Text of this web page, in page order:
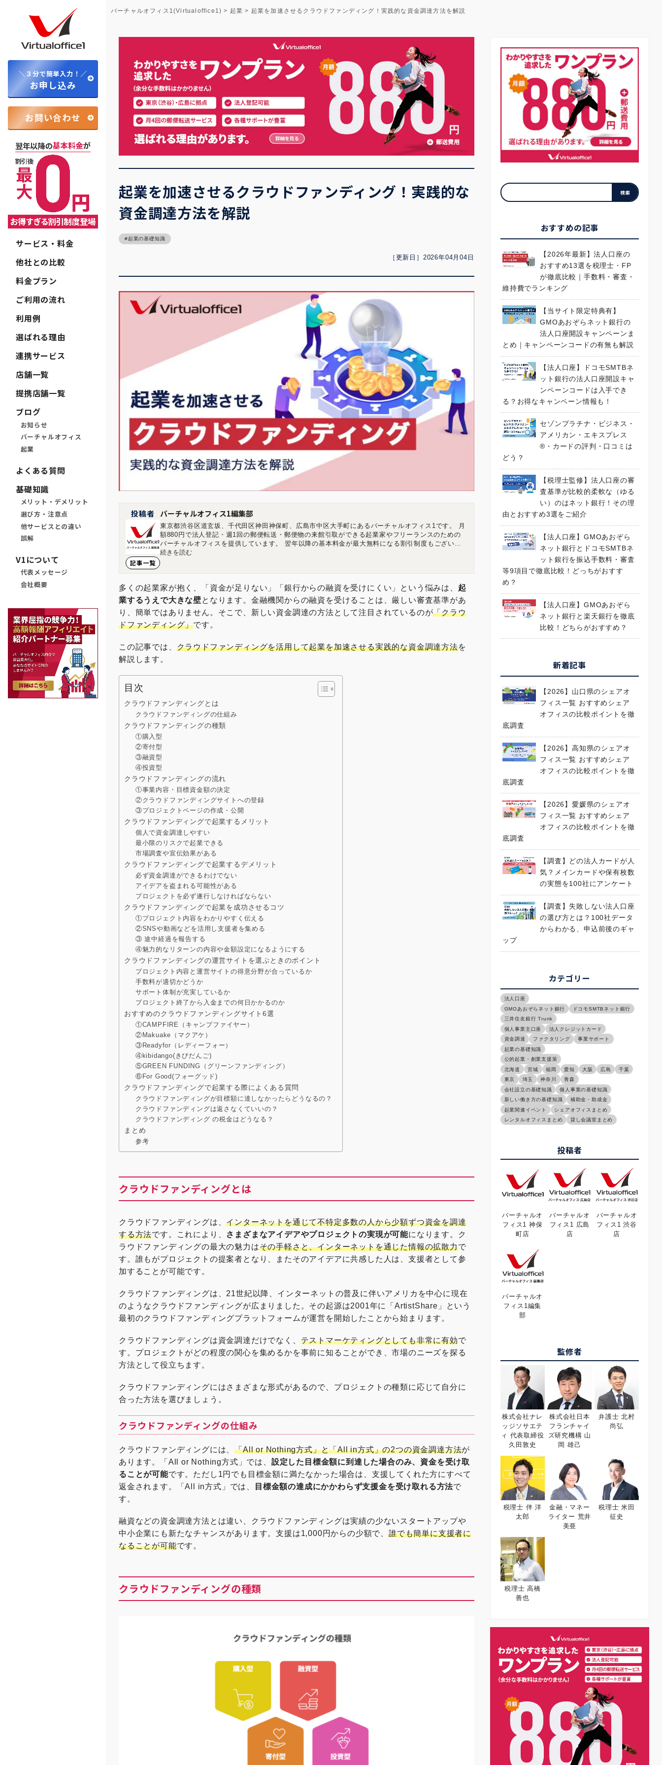
＼３分で簡単入力！／
お申し込み
お問い合わせ
サービス・料金
他社との比較
料金プラン
ご利用の流れ
利用例
選ばれる理由
連携サービス
店舗一覧
提携店舗一覧
ブログ
お知らせ
バーチャルオフィス
起業
よくある質問
基礎知識
メリット・デメリット
選び方・注意点
他サービスとの違い
誤解
V1について
代表メッセージ
会社概要
バーチャルオフィス1(Virtualoffice1) > 起業 > 起業を加速させるクラウドファンディング！実践的な資金調達方法を解説
起業を加速させるクラウドファンディング！実践的な
資金調達方法を解説
起業の基礎知識
［更新日］2026年04月04日
投稿者
記事一覧
バーチャルオフィス1編集部
東京都渋谷区道玄坂、千代田区神田神保町、広島市中区大手町にあるバーチャルオフィス1です。 月
額880円で法人登記・週1回の郵便転送・郵便物の来館引取ができる起業家やフリーランスのための
バーチャルオフィスを提供しています。 翌年以降の基本料金が最大無料になる割引制度もございま
す。 ■店舗一覧 バーチャルオフィス1渋谷店 東京都渋谷区道玄坂1-16-6 二葉ビル8B バーチャルオフ
ィス1神保町店 東京都千代田区神田神保町2-10-31 IWビル1F バーチャルオフィス1広島店 広島県広
続きを読む
多くの起業家が抱く、「資金が足りない」「銀行からの融資を受けにくい」という悩みは、 起
業するうえで大きな壁となります。金融機関からの融資を受けることは、厳しい審査基準があ
り、簡単ではありません。そこで、新しい資金調達の方法として注目されているのが「クラウ
ドファンディング」です。
この記事では、 クラウドファンディングを活用して起業を加速させる実践的な資金調達方法を
解説します。
目次
クラウドファンディングとは
クラウドファンディングの仕組み
クラウドファンディングの種類
①購入型
②寄付型
③融資型
④投資型
クラウドファンディングの流れ
①事業内容・目標資金額の決定
②クラウドファンディングサイトへの登録
③プロジェクトページの作成・公開
クラウドファンディングで起業するメリット
個人で資金調達しやすい
最小限のリスクで起業できる
市場調査や宣伝効果がある
クラウドファンディングで起業するデメリット
必ず資金調達ができるわけでない
アイデアを盗まれる可能性がある
プロジェクトを必ず遂行しなければならない
クラウドファンディングで起業を成功させるコツ
①プロジェクト内容をわかりやすく伝える
②SNSや動画などを活用し支援者を集める
③ 途中経過を報告する
④魅力的なリターンの内容や金額設定になるようにする
クラウドファンディングの運営サイトを選ぶときのポイント
プロジェクト内容と運営サイトの得意分野が合っているか
手数料が適切かどうか
サポート体制が充実しているか
プロジェクト終了から入金までの何日かかるのか
おすすめのクラウドファンディングサイト6選
①CAMPFIRE（キャンプファイヤー）
②Makuake（マクアケ）
③Readyfor（レディーフォー）
④kibidango(きびだんご)
⑤GREEN FUNDING（グリーンファンディング）
⑥For Good(フォーグッド)
クラウドファンディングで起業する際によくある質問
クラウドファンディングが目標額に達しなかったらどうなるの？
クラウドファンディングは返さなくていいの？
クラウドファンディング の税金はどうなる？
まとめ
参考
クラウドファンディングとは
クラウドファンディングは、インターネットを通じて不特定多数の人から少額ずつ資金を調達
する方法です。これにより、 さまざまなアイデアやプロジェクトの実現が可能になります。ク
ラウドファンディングの最大の魅力はその手軽さと、インターネットを通じた情報の拡散力で
す。誰もがプロジェクトの提案者となり、またそのアイデアに共感した人は、支援者として参
加することが可能です。
クラウドファンディングは、21世紀以降、インターネットの普及に伴いアメリカを中心に現在
のようなクラウドファンディングが広まりました。その起源は2001年に「ArtistShare」という
最初のクラウドファンディングプラットフォームが運営を開始したことから始まります。
クラウドファンディングは資金調達だけでなく、 テストマーケティングとしても非常に有効で
す。プロジェクトがどの程度の関心を集めるかを事前に知ることができ、市場のニーズを探る
方法として役立ちます。
クラウドファンディングにはさまざまな形式があるので、プロジェクトの種類に応じて自分に
合った方法を選びましょう。
クラウドファンディングの仕組み
クラウドファンディングには、「All or Nothing方式」と「All in方式」の2つの資金調達方法が
あります。「All or Nothing方式」では、 設定した目標金額に到達した場合のみ、資金を受け取
ることが可能です。ただし1円でも目標金額に満たなかった場合は、支援してくれた方にすべて
返金されます。「All in方式」では、
目標金額の達成にかかわらず支援金を受け取れる方法で
す。
融資などの資金調達方法とは違い、クラウドファンディングは実績の少ないスタートアップや
中小企業にも新たなチャンスがあります。支援は1,000円からの少額で、 誰でも簡単に支援者に
なることが可能です。
クラウドファンディングの種類
おすすめの記事
【2026年最新】法人口座の
おすすめ13選を税理士・FP
が徹底比較｜手数料・審査・
維持費でランキング
【当サイト限定特典有】
GMOあおぞらネット銀行の
法人口座開設キャンペーンま
とめ｜キャンペーンコードの有無も解説
【法人口座】ドコモSMTBネ
ット銀行の法人口座開設キャ
ンペーンコードは入手でき
る？お得なキャンペーン情報も！
セゾンプラチナ・ビジネス・
アメリカン・エキスプレス
®・カードの評判・口コミは
どう？
【税理士監修】法人口座の審
査基準が比較的柔軟な（ゆる
い）のはネット銀行！その理
由とおすすめ3選をご紹介
【法人口座】GMOあおぞら
ネット銀行とドコモSMTBネ
ット銀行を振込手数料・審査
等9項目で徹底比較！どっちがおすす
め？
【法人口座】GMOあおぞら
ネット銀行と楽天銀行を徹底
比較！どちらがおすすめ？
新着記事
【2026】山口県のシェアオ
フィス一覧 おすすめシェア
オフィスの比較ポイントを徹
底調査
【2026】高知県のシェアオ
フィス一覧 おすすめシェア
オフィスの比較ポイントを徹
底調査
【2026】愛媛県のシェアオ
フィス一覧 おすすめシェア
オフィスの比較ポイントを徹
底調査
【調査】どの法人カードが人
気？メインカードや保有枚数
の実態を100社にアンケート
【調査】失敗しない法人口座
の選び方とは？100社データ
からわかる、申込前後のギャ
ップ
カテゴリー
法人口座
GMOあおぞらネット銀行
ドコモSMTBネット銀行
三井住友銀行 Trunk
個人事業主口座
法人クレジットカード
資金調達
ファクタリング
事業サポート
起業の基礎知識
公的起業・創業支援策
北海道
宮城 福岡 愛知 大阪 広島
千葉
東京
埼玉 神奈川
青森
会社設立の基礎知識
個人事業の基礎知識
新しい働き方の基礎知識
補助金・助成金
起業関連イベント
シェアオフィスまとめ
レンタルオフィスまとめ
貸し会議室まとめ
投稿者
バーチャルオ
フィス1 神保
町店
バーチャルオ
フィス1 広島
店
バーチャルオ
フィス1 渋谷
店
バーチャルオ
フィス1編集
部
監修者
株式会社ナレ
ッジソサエテ
ィ 代表取締役
久田敦史
株式会社日本
フランチャイ
ズ研究機構 山
岡 雄己
弁護士 北村
尚弘
税理士 伴 洋
太郎
金融・マネー
ライター 荒井
美亜
税理士 米田
征史
税理士 高橋
善也